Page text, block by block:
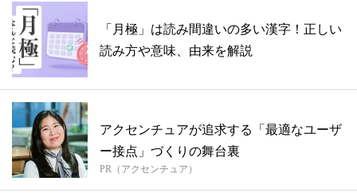
「月極」は読み間違いの多い漢字！正しい
読み方や意味、由来を解説
アクセンチュアが追求する「最適なユーザ
ー接点」づくりの舞台裏
PR（アクセンチュア）